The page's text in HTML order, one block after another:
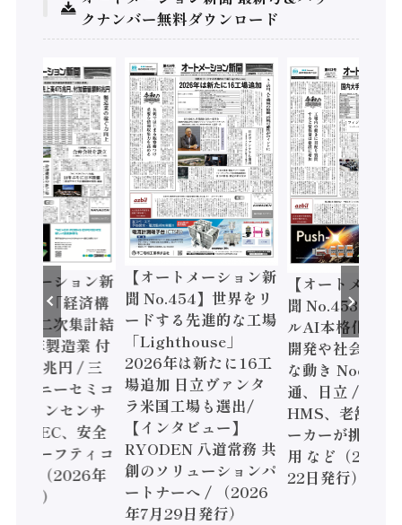
クナンバー無料ダウンロード
トメーション新
】「経済構
調査二次集計結
年製造業 付
額86兆円 / 三
とソニーセミコ
ジョンセンサ
/ IDEC、安全
すセーフティコ
ーラ（2026年
発行）
【オートメーション新
聞 No.454】世界をリ
ードする先進的な工場
「Lighthouse」
2026年は新たに16工
場追加 日立ヴァンタ
ラ米国工場も選出/
【インタビュー】
RYODEN 八道常務 共
創のソリューションパ
ートナーへ / （2026
年7月29日発行）
【オートメーシ
聞 No.453】フ
ルAI本格化へ
開発や社会実装
な動き Noetra
通、日立 / 兵神
HMS、老舗ポ
ーカーが挑むデ
用 など（2026
22日発行）